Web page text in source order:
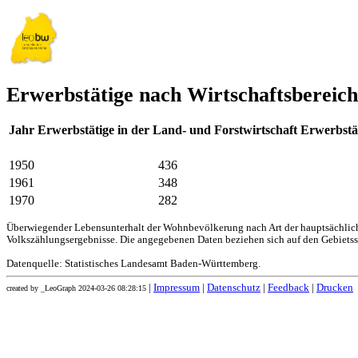
Erwerbstätige nach
Jahr Erwerbstätige in der Land- und Forstwirtschaft
1950
436
1961
348
1970
282
Überwiegender Lebensunterhalt der Wohnbevölkerung nach Art der
Volkszählungsergebnisse. Die angegebenen Daten beziehen sich auf den
Datenquelle: Statistisches Landesamt Baden-Württemberg.
created by _LeoGraph 2024-03-26 08:28:15 Impressum Datenschutz Feedback Drucken